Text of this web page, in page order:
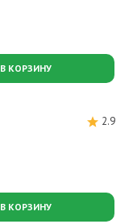
В КОРЗИНУ
2.9
В КОРЗИНУ